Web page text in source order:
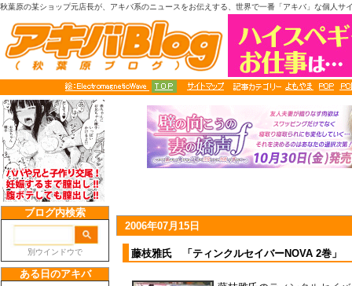
秋葉原の某ショップ元店長が、アキバ系のニュースをお伝えする、世界で一番「アキバ」な個人サ
2006年07月15日
藤枝雅氏 「ティンクルセイバーNOVA 2巻」